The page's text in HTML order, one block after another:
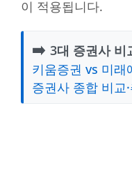
이 적용됩니다.
➡️ 3대 증권사 비
키움증권 vs 미래
증권사 종합 비교